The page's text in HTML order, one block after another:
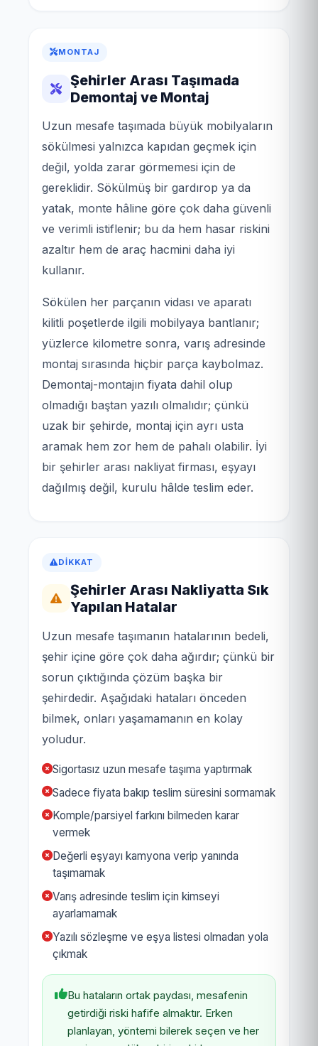
MONTAJ
Şehirler Arası Taşımada
Demontaj ve Montaj
Uzun mesafe taşımada büyük mobilyaların
sökülmesi yalnızca kapıdan geçmek için
değil, yolda zarar görmemesi için de
gereklidir. Sökülmüş bir gardırop ya da
yatak, monte hâline göre çok daha güvenli
ve verimli istiflenir; bu da hem hasar riskini
azaltır hem de araç hacmini daha iyi
kullanır.
Sökülen her parçanın vidası ve aparatı
kilitli poşetlerde ilgili mobilyaya bantlanır;
yüzlerce kilometre sonra, varış adresinde
montaj sırasında hiçbir parça kaybolmaz.
Demontaj-montajın fiyata dahil olup
olmadığı baştan yazılı olmalıdır; çünkü
uzak bir şehirde, montaj için ayrı usta
aramak hem zor hem de pahalı olabilir. İyi
bir şehirler arası nakliyat firması, eşyayı
dağılmış değil, kurulu hâlde teslim eder.
DIKKAT
Şehirler Arası Nakliyatta Sık
Yapılan Hatalar
Uzun mesafe taşımanın hatalarının bedeli,
şehir içine göre çok daha ağırdır; çünkü bir
sorun çıktığında çözüm başka bir
şehirdedir. Aşağıdaki hataları önceden
bilmek, onları yaşamamanın en kolay
yoludur.
Sigortasız uzun mesafe taşıma yaptırmak
Sadece fiyata bakıp teslim süresini sormamak
Komple/parsiyel farkını bilmeden karar
vermek
Değerli eşyayı kamyona verip yanında
taşımamak
Varış adresinde teslim için kimseyi
ayarlamamak
Yazılı sözleşme ve eşya listesi olmadan yola
çıkmak
Bu hataların ortak paydası, mesafenin
getirdiği riski hafife almaktır. Erken
planlayan, yöntemi bilerek seçen ve her